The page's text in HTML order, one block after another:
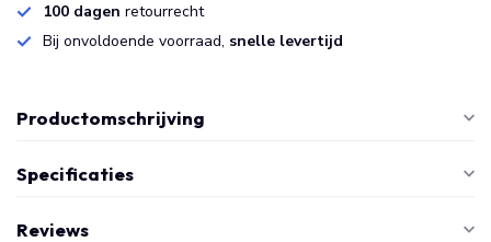
100 dagen retourrecht
Bij onvoldoende voorraad, snelle levertijd
Productomschrijving
Specificaties
Reviews